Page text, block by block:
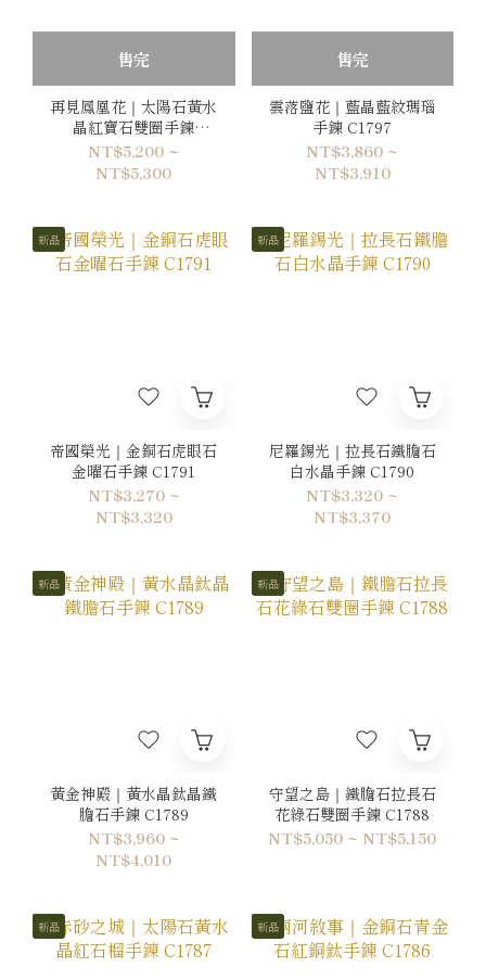
售完
再見鳳凰花｜太陽石黃水
晶紅寶石雙圈手鍊
C1798
NT$5,200 ~
NT$5,300
售完
雲落鹽花｜藍晶藍紋瑪瑙
手鍊 C1797
NT$3,860 ~
NT$3,910
新品
帝國榮光｜金銅石虎眼石
金曜石手鍊 C1791
NT$3,270 ~
NT$3,320
新品
尼羅錫光｜拉長石鐵膽石
白水晶手鍊 C1790
NT$3,320 ~
NT$3,370
新品
黃金神殿｜黃水晶鈦晶鐵
膽石手鍊 C1789
NT$3,960 ~
NT$4,010
新品
守望之島｜鐵膽石拉長石
花綠石雙圈手鍊 C1788
NT$5,050 ~ NT$5,150
新品 新品